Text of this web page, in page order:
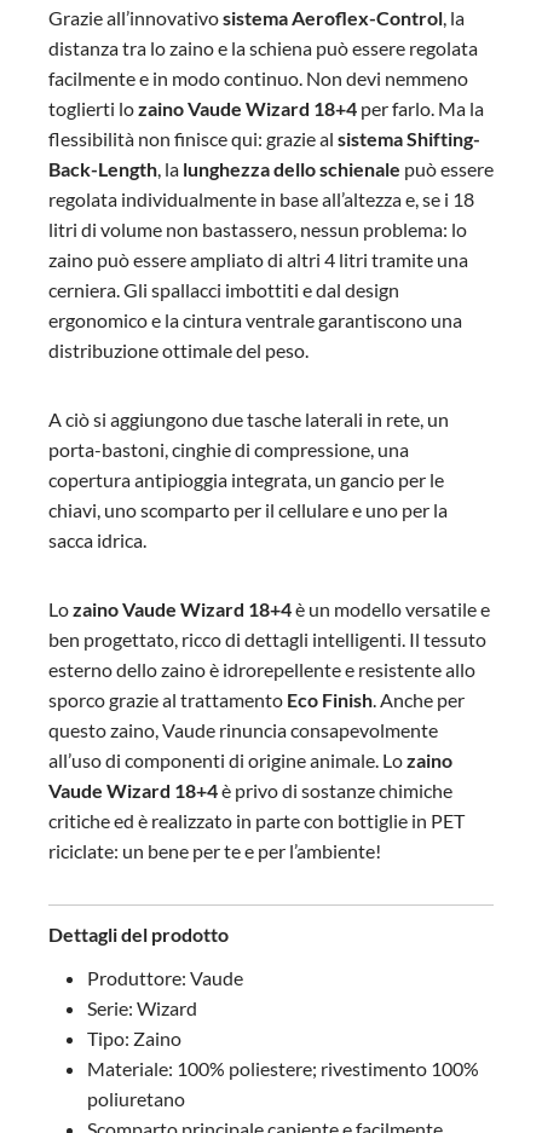
Grazie all’innovativosistema Aeroflex-Control, la
distanza tra lo zaino e la schiena può essere regolata
facilmente e in modo continuo. Non devi nemmeno
toglierti lozaino Vaude Wizard 18+4 per farlo. Ma la
flessibilità non finisce qui: grazie al sistema Shifting-
Back-Length, la lunghezza dello schienale può essere
regolata individualmente in base all’altezza e, se i 18
litri di volume non bastassero, nessun problema: lo
zaino può essere ampliato di altri 4 litri tramite una
cerniera. Gli spallacci imbottiti e dal design
ergonomico e la cintura ventrale garantiscono una
distribuzione ottimale del peso.
A ciò si aggiungono due tasche laterali in rete, un
porta-bastoni, cinghie di compressione, una
copertura antipioggia integrata, un gancio per le
chiavi, uno scomparto per il cellulare e uno per la
sacca idrica.
LozainoVaude Wizard 18+4è un modello versatile e
ben progettato, ricco di dettagli intelligenti. Il tessuto
esterno dello zaino è idrorepellente e resistente allo
sporco grazie al trattamento Eco Finish. Anche per
questo zaino, Vaude rinuncia consapevolmente
all’uso di componenti di origine animale. Lozaino
Vaude Wizard 18+4è privo di sostanze chimiche
critiche ed è realizzato in parte con bottiglie in PET
riciclate: un bene per te e per l’ambiente!
Dettagli del prodotto
Produttore: Vaude
Serie: Wizard
Tipo: Zaino
Materiale: 100% poliestere; rivestimento 100%
poliuretano